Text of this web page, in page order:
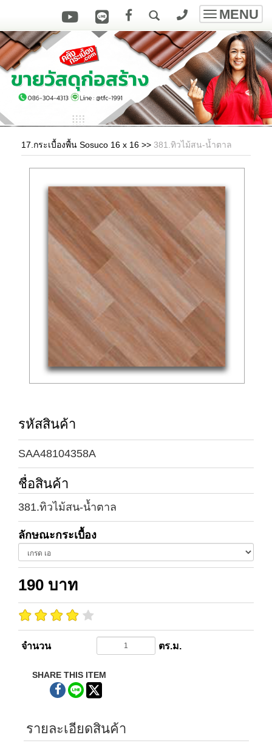
Toggle
MENU
17.กระเบื้องพื้น Sosuco 16 x 16>> 381.ทิวไม้สน-น้ำตาล
รหัสสินค้า
SAA48104358A
ชื่อสินค้า
381.ทิวไม้สน-น้ำตาล
ลักษณะกระเบื้อง
190 บาท
จำนวน ตร.ม.
SHARE THIS ITEM
รายละเอียดสินค้า